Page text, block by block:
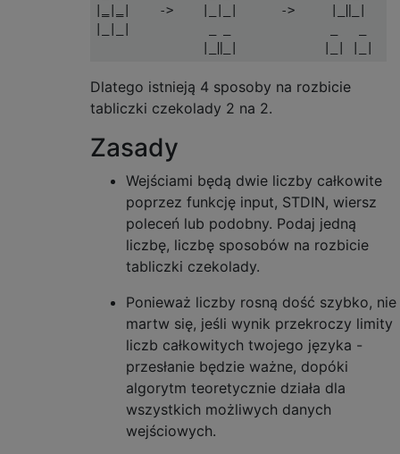
|‗|‗|    ->    |_|_|      ->     |_‖_|
Dlatego istnieją 4 sposoby na rozbicie
tabliczki czekolady 2 na 2.
Zasady
Wejściami będą dwie liczby całkowite
poprzez funkcję input, STDIN, wiersz
poleceń lub podobny. Podaj jedną
liczbę, liczbę sposobów na rozbicie
tabliczki czekolady.
Ponieważ liczby rosną dość szybko, nie
martw się, jeśli wynik przekroczy limity
liczb całkowitych twojego języka -
przesłanie będzie ważne, dopóki
algorytm teoretycznie działa dla
wszystkich możliwych danych
wejściowych.